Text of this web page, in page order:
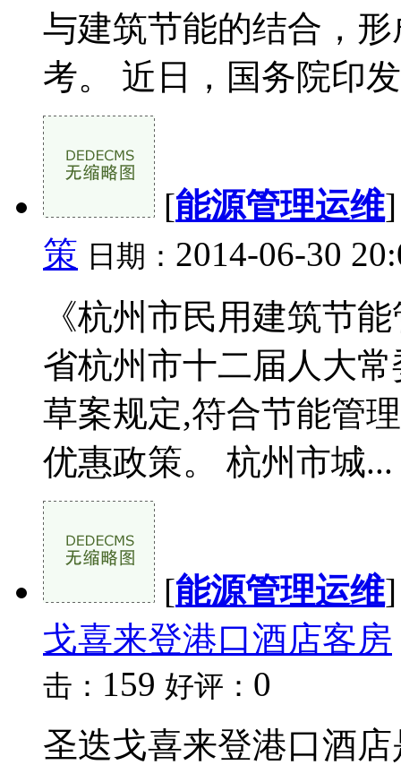
与建筑节能的结合，
考。 近日，国务院印
[能源管理运维
策 日期： 2014-06-30
《杭州市民用建筑节
省杭州市十二届人大
草案规定,符合节能管
优惠政策。 杭州市城...
[能源管理运维
戈喜来登港口酒店客房
击： 159 好评： 0
圣迭戈喜来登港口酒